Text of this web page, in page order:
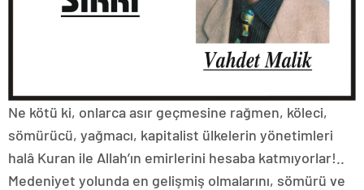
Ne kötü ki, onlarca asır geçmesine rağmen, köleci,
sömürücü, yağmacı, kapitalist ülkelerin yönetimleri
halâ Kuran ile Allah’ın emirlerini hesaba katmıyorlar!..
Medeniyet yolunda en gelişmiş olmalarını, sömürü ve